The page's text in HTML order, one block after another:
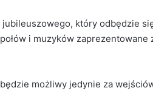
który odbędzie
i muzyków
możliwy jedynie za